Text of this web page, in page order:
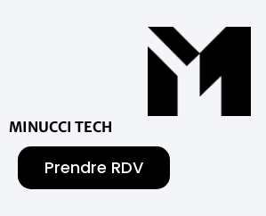
MINUCCI TECH
Prendre RDV